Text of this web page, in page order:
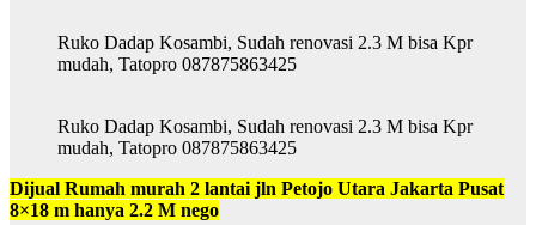
Ruko Dadap Kosambi, Sudah renovasi 2.3 M bisa Kpr
mudah, Tatopro 087875863425
Ruko Dadap Kosambi, Sudah renovasi 2.3 M bisa Kpr
mudah, Tatopro 087875863425
Dijual Rumah murah 2 lantai jln Petojo Utara Jakarta Pusat
8×18 m hanya 2.2 M nego